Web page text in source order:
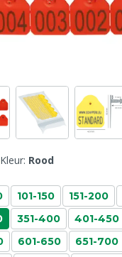
Kleur: Rood
101-150 151-200
351-400 401-450
601-650 651-700